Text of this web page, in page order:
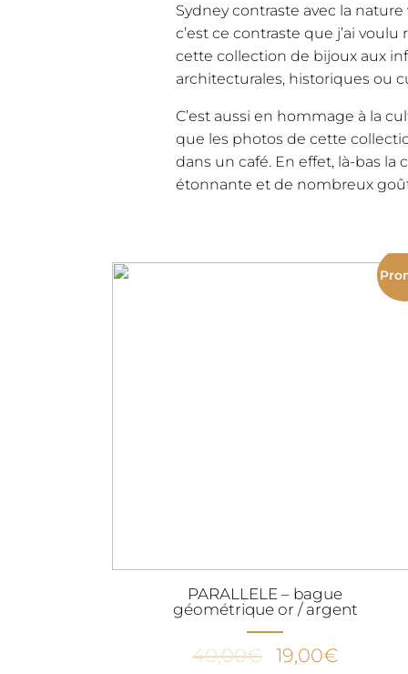
Sydney contraste avec la
c’est ce contraste que j’ai
cette collection de bijoux aux
architecturales, historiques ou
C’est aussi en hommage à la
que les photos de cette
dans un café. En effet, là-bas la
étonnante et de nombreux
PARALLELE – bague
géométrique or / argent
40,00€
Le
19,00€Le